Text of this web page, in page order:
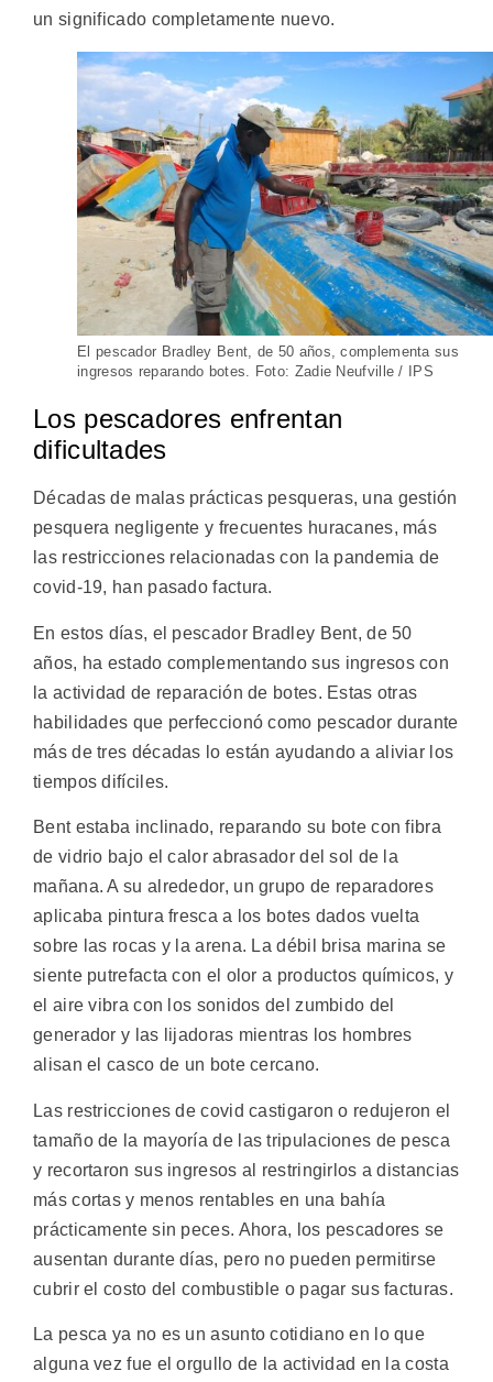
un significado completamente nuevo.
El pescador Bradley Bent, de 50 años, complementa sus
ingresos reparando botes. Foto: Zadie Neufville / IPS
Los pescadores enfrentan
dificultades
Décadas de malas prácticas pesqueras, una gestión
pesquera negligente y frecuentes huracanes, más
las restricciones relacionadas con la pandemia de
covid-19, han pasado factura.
En estos días, el pescador Bradley Bent, de 50
años, ha estado complementando sus ingresos con
la actividad de reparación de botes. Estas otras
habilidades que perfeccionó como pescador durante
más de tres décadas lo están ayudando a aliviar los
tiempos difíciles.
Bent estaba inclinado, reparando su bote con fibra
de vidrio bajo el calor abrasador del sol de la
mañana. A su alrededor, un grupo de reparadores
aplicaba pintura fresca a los botes dados vuelta
sobre las rocas y la arena. La débil brisa marina se
siente putrefacta con el olor a productos químicos, y
el aire vibra con los sonidos del zumbido del
generador y las lijadoras mientras los hombres
alisan el casco de un bote cercano.
Las restricciones de covid castigaron o redujeron el
tamaño de la mayoría de las tripulaciones de pesca
y recortaron sus ingresos al restringirlos a distancias
más cortas y menos rentables en una bahía
prácticamente sin peces. Ahora, los pescadores se
ausentan durante días, pero no pueden permitirse
cubrir el costo del combustible o pagar sus facturas.
La pesca ya no es un asunto cotidiano en lo que
alguna vez fue el orgullo de la actividad en la costa